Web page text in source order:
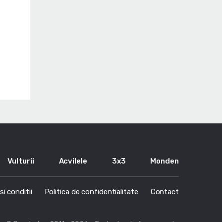
Vulturii Acvilele 3x3 Monden
conditii Politica de confidentialitate Contact